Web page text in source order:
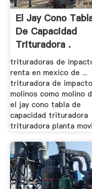
El Jay Cono
De Capacidad
Trituradora .
trituradoras de
renta en mexico de ...
trituradora de
molinos como molino
el jay cono tabla de
capacidad trituradora
trituradora planta